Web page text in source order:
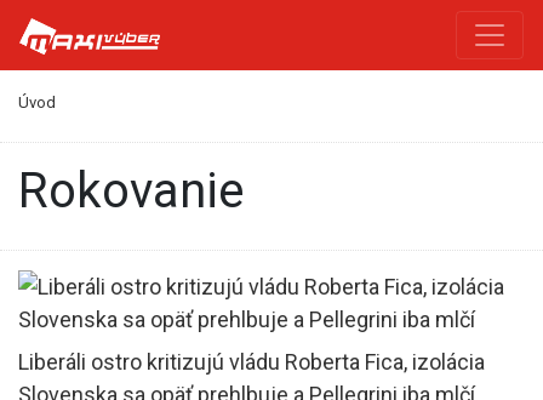
Úvod
rokovanie
Liberáli ostro kritizujú vládu Roberta Fica, izolácia
Slovenska sa opäť prehlbuje a Pellegrini iba mlčí